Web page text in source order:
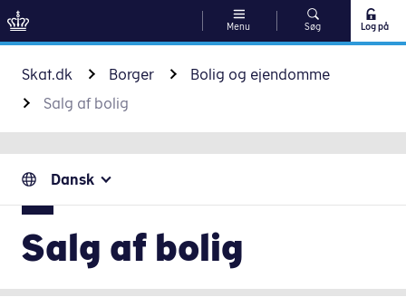
Gå til indhold
Menu Søg Log på
Skat.dk Borger
Bolig og ejendomme
Salg af bolig
Dansk
Salg af bolig